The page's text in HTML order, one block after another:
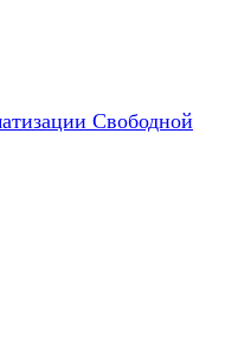
Свободной